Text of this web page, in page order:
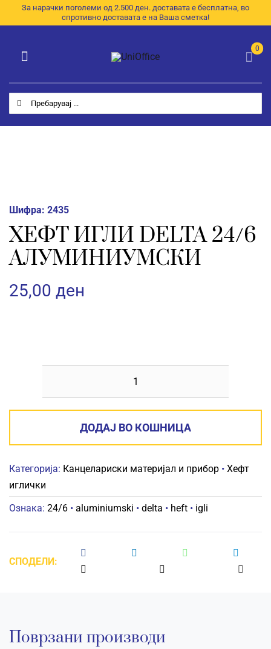
to
За нарачки поголеми од 2.500 ден. доставата е бесплатна, во
спротивно доставата е на Ваша сметка!
Search
for:
0
Toggle
Navigation
Категории
Почетна
E-Каталог
Контакт
Шифра: 2435
ХЕФТ ИГЛИ DELTA 24/6
АЛУМИНИУМСКИ
25,00 ден
DELTA
количина
ДОДАЈ ВО КОШНИЦА
Категорија: Канцелариски материјал и прибор• Хефт
иглички
Ознака: 24/6• aluminiumski • delta • heft• igli
СПОДЕЛИ:
Поврзани производи